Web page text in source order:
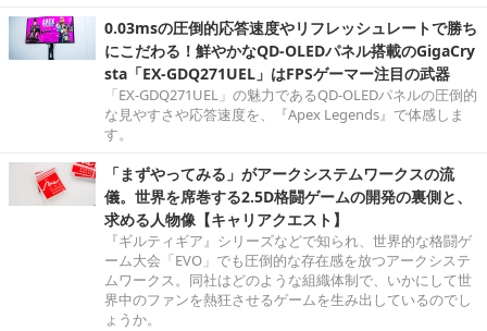
0.03msの圧倒的応答速度やリフレッシュレートで勝ち
にこだわる！鮮やかなQD-OLEDパネル搭載のGigaCry
sta「EX-GDQ271UEL」はFPSゲーマー注目の武器
「EX-GDQ271UEL」の魅力であるQD-OLEDパネルの圧倒的
な見やすさや応答速度を、『Apex Legends』で体感しま
す。
「まずやってみる」がアークシステムワークスの流
儀。世界を席巻する2.5D格闘ゲームの開発の裏側と、
求める人物像【キャリアクエスト】
『ギルティギア』シリーズなどで知られ、世界的な格闘ゲ
ーム大会「EVO」でも圧倒的な存在感を放つアークシステ
ムワークス。同社はどのような組織体制で、いかにして世
界中のファンを熱狂させるゲームを生み出しているのでし
ょうか。